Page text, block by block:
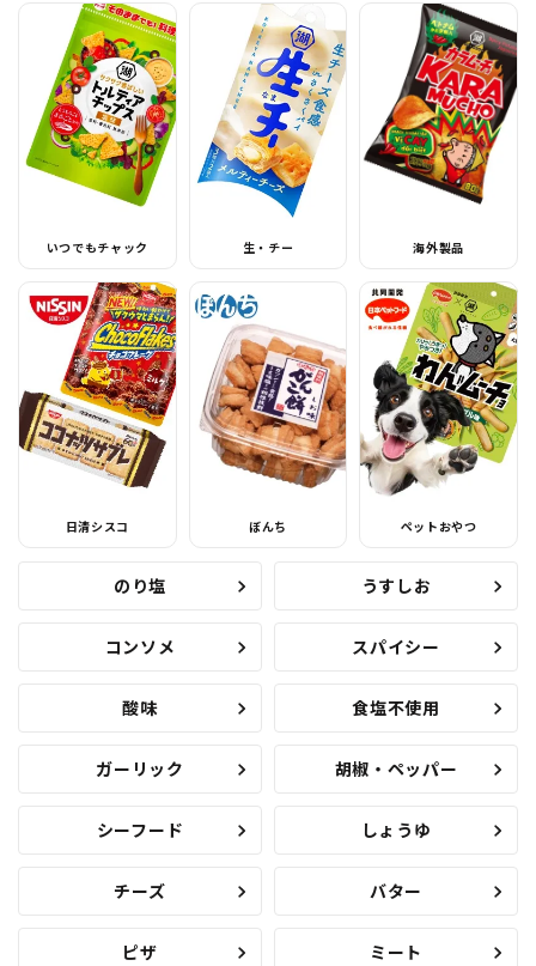
いつでもチャック 生・チー 海外製品
日清シスコ ぼんち ペットおやつ
のり塩 うすしお
コンソメ スパイシー
酸味 食塩不使用
ガーリック 胡椒・ペッパー
シーフード しょうゆ
チーズ バター
ピザ ミート